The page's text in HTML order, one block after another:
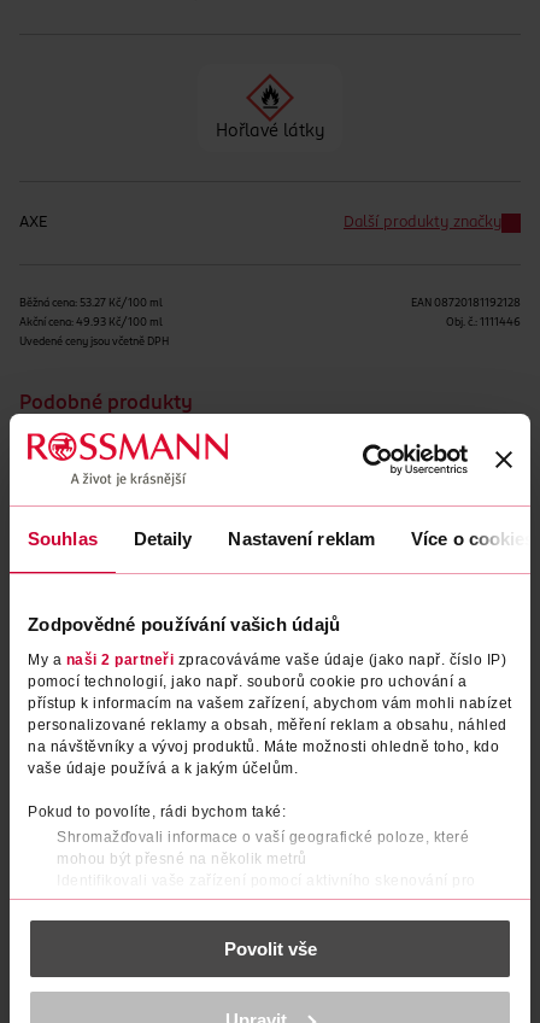
Souhlas Detaily Nastavení reklam Více o cookies
Zodpovědné používání vašich údajů
My a naši 2 partneři zpracováváme vaše údaje (jako např. číslo IP)
pomocí technologií, jako např. souborů cookie pro uchování a
přístup k informacím na vašem zařízení, abychom vám mohli nabízet
personalizované reklamy a obsah, měření reklam a obsahu, náhled
na návštěvníky a vývoj produktů. Máte možnosti ohledně toho, kdo
vaše údaje používá a k jakým účelům.
Pokud to povolíte, rádi bychom také:
Shromažďovali informace o vaší geografické poloze, které
mohou být přesné na několik metrů
Identifikovali vaše zařízení pomocí aktivního skenování pro
konkrétní charakteristiky (otisk prstu)
Zjistěte více o tom, jak zpracováváme vaše osobní údaje, a nastavte
části s podrobnostmi . Svůj souhlas můžete kdykoliv
K provozu stránek, personalizaci obsahu a reklam, funkcí sociálních
Povolit vše
Hořlavé látky
AXE Další produkty značky
Běžná cena: 53.27 Kč/100 ml
Akční cena: 49.93 Kč/100 ml
Uvedené ceny jsou včetně DPH
EAN 08720181192128
Obj. č.: 1111446
Podobné produkty
Deodorant sprej pro muže
Africa
79.90 Kč
74.90 Kč
Deodorant sprej pro muže
Fresh Active
69.90 Kč